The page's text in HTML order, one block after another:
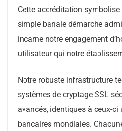
Cette accréditation symbolise
simple banale démarche
incarne notre engagement
utilisateur qui notre
Notre robuste infrastructure
systèmes de cryptage SSL
avancés, identiques à ceux-
bancaires mondiales.